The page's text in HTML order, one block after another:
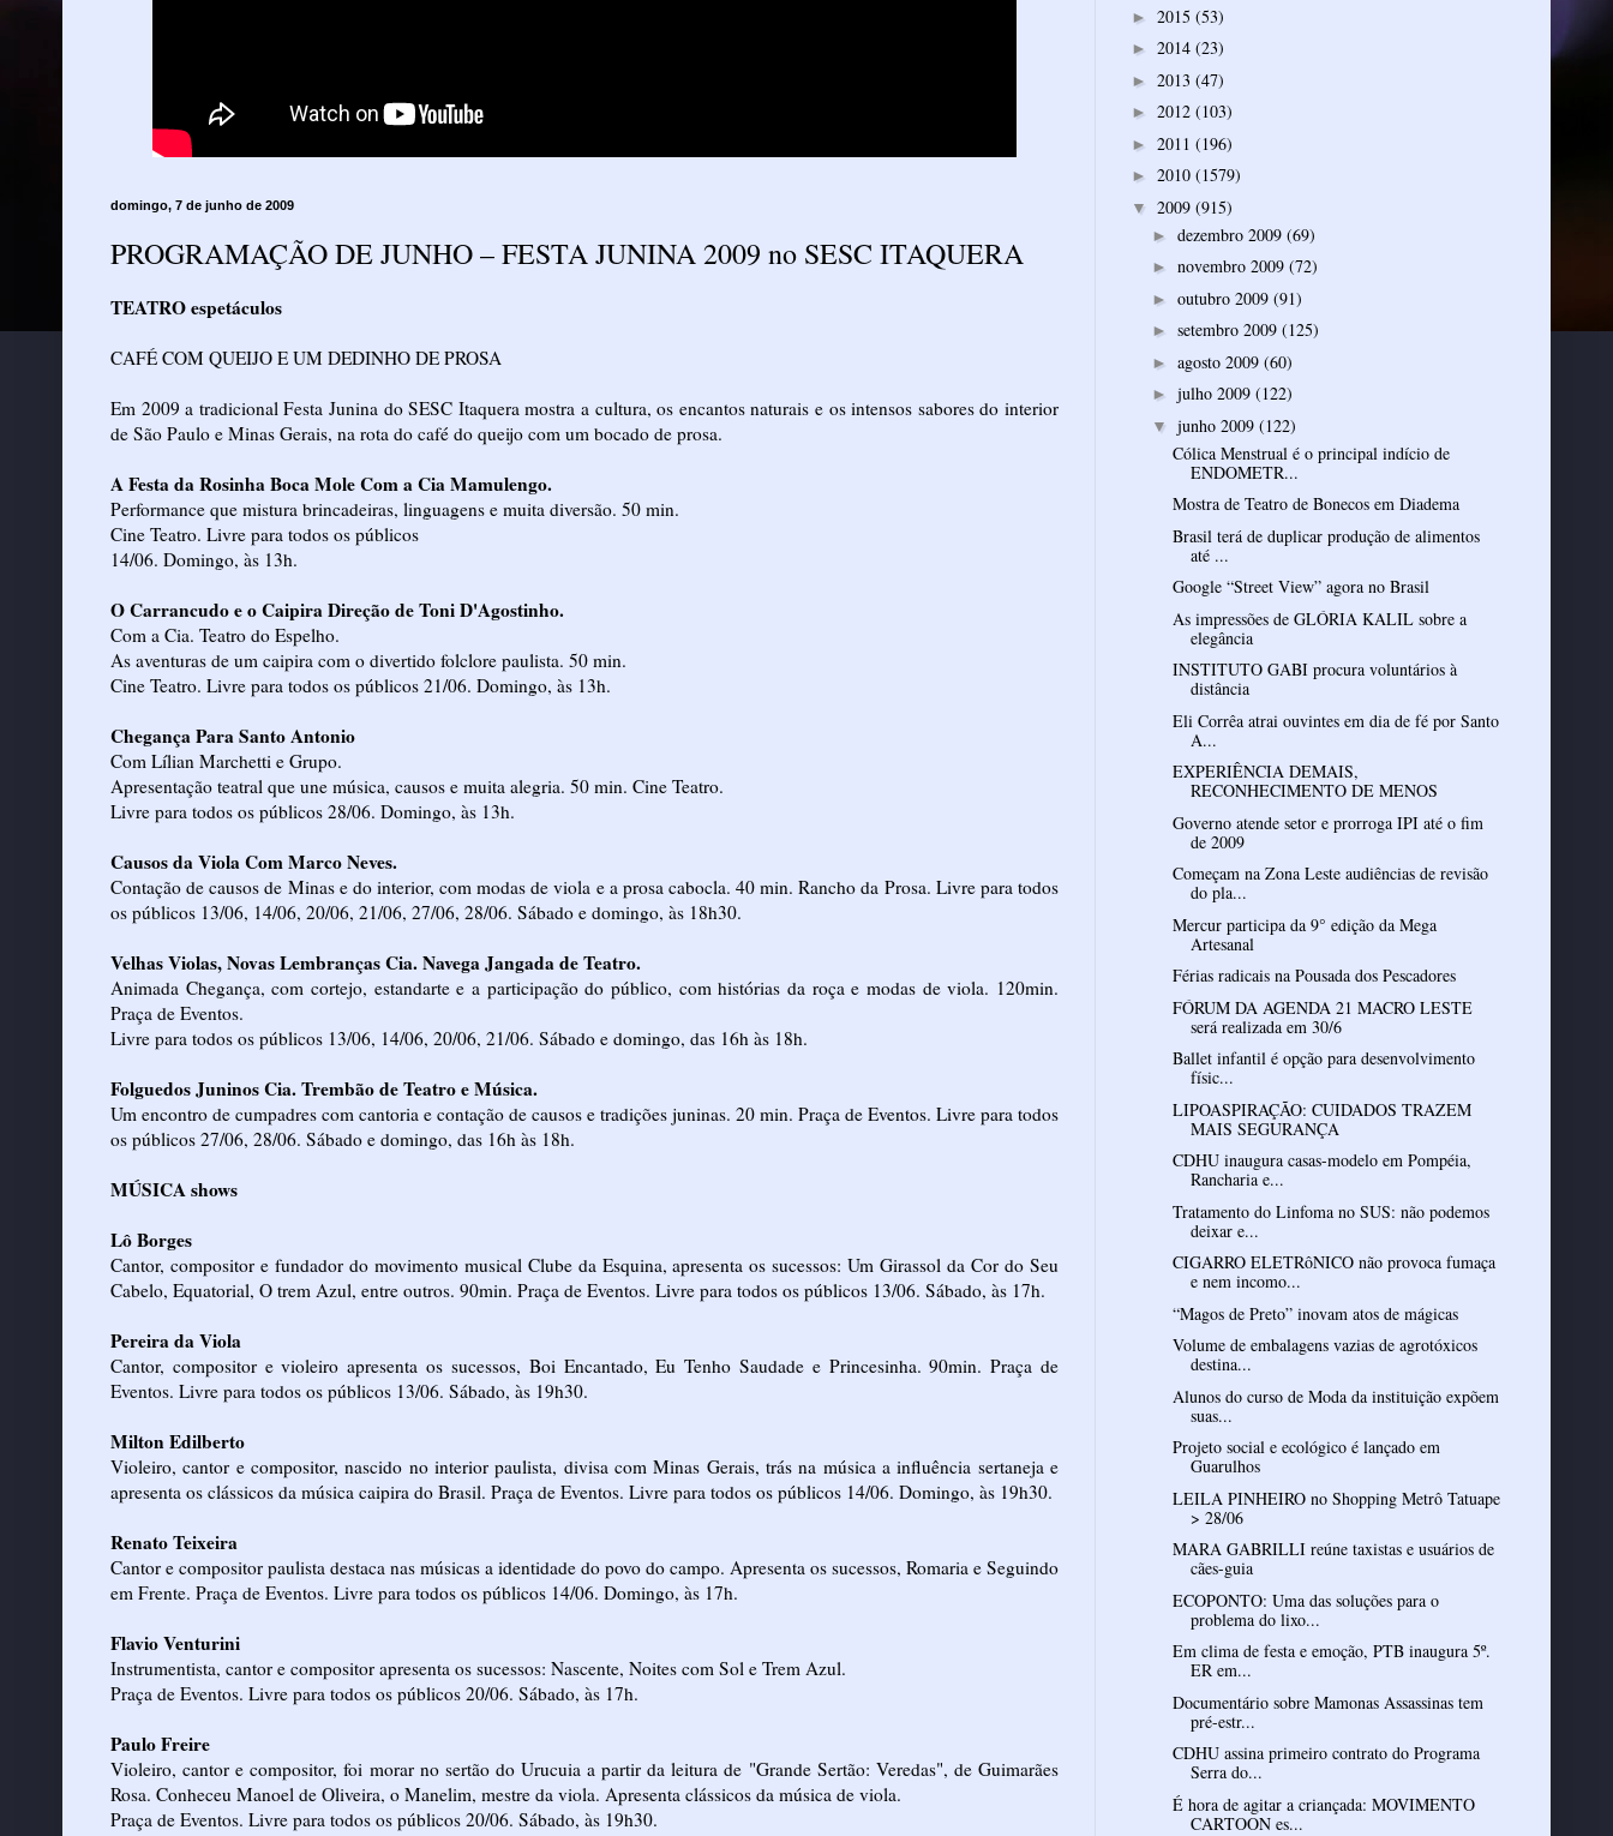
domingo, 7 de junho de 2009
PROGRAMAÇÃO DE JUNHO – FESTA JUNINA 2009 no SESC ITAQUERA
TEATRO espetáculos
CAFÉ COM QUEIJO E UM DEDINHO DE PROSA
Em 2009 a tradicional Festa Junina do SESC Itaquera mostra a cultura, os encantos naturais e os intensos sabores do interior
de São Paulo e Minas Gerais, na rota do café do queijo com um bocado de prosa.
A Festa da Rosinha Boca Mole Com a Cia Mamulengo.
Performance que mistura brincadeiras, linguagens e muita diversão. 50 min.
Cine Teatro. Livre para todos os públicos
14/06. Domingo, às 13h.
O Carrancudo e o Caipira Direção de Toni D'Agostinho.
Com a Cia. Teatro do Espelho.
As aventuras de um caipira com o divertido folclore paulista. 50 min.
Cine Teatro. Livre para todos os públicos 21/06. Domingo, às 13h.
Chegança Para Santo Antonio
Com Lílian Marchetti e Grupo.
Apresentação teatral que une música, causos e muita alegria. 50 min. Cine Teatro.
Livre para todos os públicos 28/06. Domingo, às 13h.
Causos da Viola Com Marco Neves.
Contação de causos de Minas e do interior, com modas de viola e a prosa cabocla. 40 min. Rancho da Prosa. Livre para todos
os públicos 13/06, 14/06, 20/06, 21/06, 27/06, 28/06. Sábado e domingo, às 18h30.
Velhas Violas, Novas Lembranças Cia. Navega Jangada de Teatro.
Animada Chegança, com cortejo, estandarte e a participação do público, com histórias da roça e modas de viola. 120min.
Praça de Eventos.
Livre para todos os públicos 13/06, 14/06, 20/06, 21/06. Sábado e domingo, das 16h às 18h.
Folguedos Juninos Cia. Trembão de Teatro e Música.
Um encontro de cumpadres com cantoria e contação de causos e tradições juninas. 20 min. Praça de Eventos. Livre para todos
os públicos 27/06, 28/06. Sábado e domingo, das 16h às 18h.
MÚSICA shows
Lô Borges
Cantor, compositor e fundador do movimento musical Clube da Esquina, apresenta os sucessos: Um Girassol da Cor do Seu
Cabelo, Equatorial, O trem Azul, entre outros. 90min. Praça de Eventos. Livre para todos os públicos 13/06. Sábado, às 17h.
Pereira da Viola
Cantor, compositor e violeiro apresenta os sucessos, Boi Encantado, Eu Tenho Saudade e Princesinha. 90min. Praça de
Eventos. Livre para todos os públicos 13/06. Sábado, às 19h30.
Milton Edilberto
Violeiro, cantor e compositor, nascido no interior paulista, divisa com Minas Gerais, trás na música a influência sertaneja e
apresenta os clássicos da música caipira do Brasil. Praça de Eventos. Livre para todos os públicos 14/06. Domingo, às 19h30.
Renato Teixeira
Cantor e compositor paulista destaca nas músicas a identidade do povo do campo. Apresenta os sucessos, Romaria e Seguindo
em Frente. Praça de Eventos. Livre para todos os públicos 14/06. Domingo, às 17h.
Flavio Venturini
Instrumentista, cantor e compositor apresenta os sucessos: Nascente, Noites com Sol e Trem Azul.
Praça de Eventos. Livre para todos os públicos 20/06. Sábado, às 17h.
Paulo Freire
Violeiro, cantor e compositor, foi morar no sertão do Urucuia a partir da leitura de "Grande Sertão: Veredas", de Guimarães
Rosa. Conheceu Manoel de Oliveira, o Manelim, mestre da viola. Apresenta clássicos da música de viola.
Praça de Eventos. Livre para todos os públicos 20/06. Sábado, às 19h30.
► 2015 (53)
► 2014 (23)
► 2013 (47)
► 2012 (103)
► 2011 (196)
► 2010 (1579)
▼ 2009 (915)
► dezembro 2009 (69)
► novembro 2009 (72)
► outubro 2009 (91)
► setembro 2009 (125)
► agosto 2009 (60)
► julho 2009 (122)
▼ junho 2009 (122)
Cólica Menstrual é o principal indício de
ENDOMETR...
Mostra de Teatro de Bonecos em Diadema
Brasil terá de duplicar produção de alimentos
até ...
Google “Street View” agora no Brasil
As impressões de GLÓRIA KALIL sobre a
elegância
INSTITUTO GABI procura voluntários à
distância
Eli Corrêa atrai ouvintes em dia de fé por Santo
A...
EXPERIÊNCIA DEMAIS,
RECONHECIMENTO DE MENOS
Governo atende setor e prorroga IPI até o fim
de 2009
Começam na Zona Leste audiências de revisão
do pla...
Mercur participa da 9° edição da Mega
Artesanal
Férias radicais na Pousada dos Pescadores
FÓRUM DA AGENDA 21 MACRO LESTE
será realizada em 30/6
Ballet infantil é opção para desenvolvimento
físic...
LIPOASPIRAÇÃO: CUIDADOS TRAZEM
MAIS SEGURANÇA
CDHU inaugura casas-modelo em Pompéia,
Rancharia e...
Tratamento do Linfoma no SUS: não podemos
deixar e...
CIGARRO ELETRôNICO não provoca fumaça
e nem incomo...
“Magos de Preto” inovam atos de mágicas
Volume de embalagens vazias de agrotóxicos
destina...
Alunos do curso de Moda da instituição expõem
suas...
Projeto social e ecológico é lançado em
Guarulhos
LEILA PINHEIRO no Shopping Metrô Tatuape
> 28/06
MARA GABRILLI reúne taxistas e usuários de
cães-guia
ECOPONTO: Uma das soluções para o
problema do lixo...
Em clima de festa e emoção, PTB inaugura 5º.
ER em...
Documentário sobre Mamonas Assassinas tem
pré-estr...
CDHU assina primeiro contrato do Programa
Serra do...
É hora de agitar a criançada: MOVIMENTO
CARTOON es...